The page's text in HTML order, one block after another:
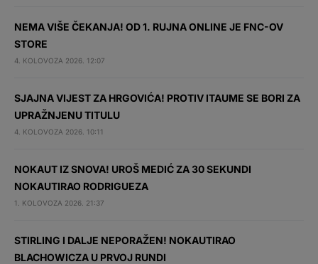
NEMA VIŠE ČEKANJA! OD 1. RUJNA ONLINE JE FNC-OV
STORE
4. KOLOVOZA 2026. 12:07
SJAJNA VIJEST ZA HRGOVIĆA! PROTIV ITAUME SE BORI ZA
UPRAŽNJENU TITULU
4. KOLOVOZA 2026. 10:11
NOKAUT IZ SNOVA! UROŠ MEDIĆ ZA 30 SEKUNDI
NOKAUTIRAO RODRIGUEZA
1. KOLOVOZA 2026. 21:37
STIRLING I DALJE NEPORAŽEN! NOKAUTIRAO
BLACHOWICZA U PRVOJ RUNDI